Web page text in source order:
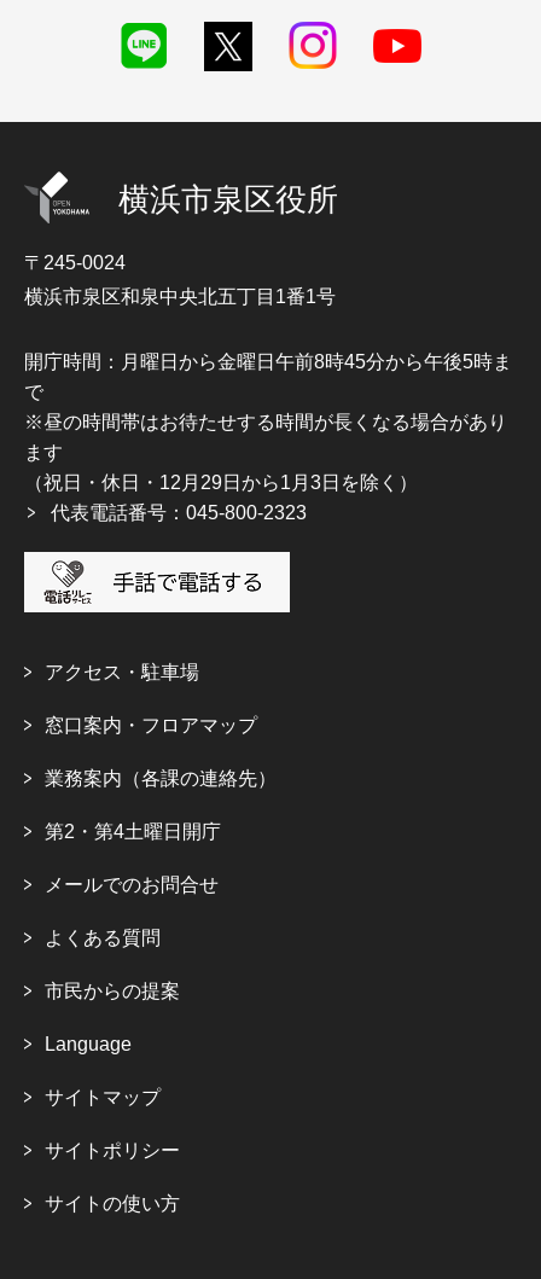
横浜市泉区役所
〒245-0024
横浜市泉区和泉中央北五丁目1番1号
開庁時間：月曜日から金曜日午前8時45分から午後5時ま
で
※昼の時間帯はお待たせする時間が長くなる場合があり
ます
（祝日・休日・12月29日から1月3日を除く）
代表電話番号：045-800-2323
アクセス・駐車場
窓口案内・フロアマップ
業務案内（各課の連絡先）
第2・第4土曜日開庁
メールでのお問合せ
よくある質問
市民からの提案
Language
サイトマップ
サイトポリシー
サイトの使い方